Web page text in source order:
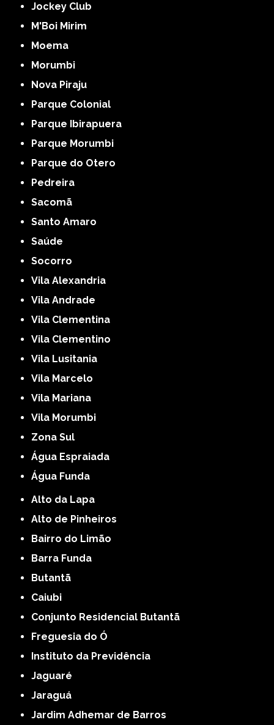
Jockey Club
M'Boi Mirim
Moema
Morumbi
Nova Piraju
Parque Colonial
Parque Ibirapuera
Parque Morumbi
Parque do Otero
Pedreira
Sacomã
Santo Amaro
Saúde
Socorro
Vila Alexandria
Vila Andrade
Vila Clementina
Vila Clementino
Vila Lusitania
Vila Marcelo
Vila Mariana
Vila Morumbi
Zona Sul
Água Espraiada
Água Funda
Alto da Lapa
Alto de Pinheiros
Bairro do Limão
Barra Funda
Butantã
Caiubi
Conjunto Residencial Butantã
Freguesia do Ó
Instituto da Previdência
Jaguaré
Jaraguá
Jardim Adhemar de Barros